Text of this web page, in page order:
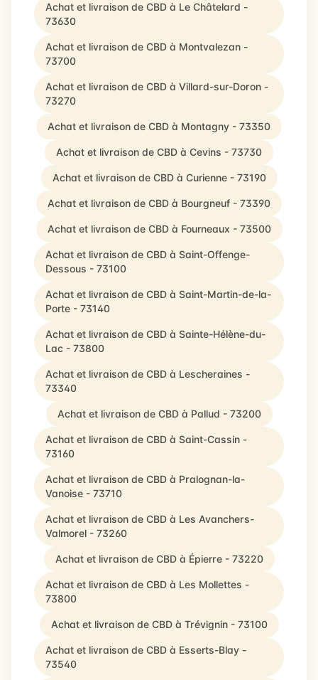
Achat et livraison de CBD à Le Châtelard -
73630
Achat et livraison de CBD à Montvalezan -
73700
Achat et livraison de CBD à Villard-sur-Doron -
73270
Achat et livraison de CBD à Montagny - 73350
Achat et livraison de CBD à Cevins - 73730
Achat et livraison de CBD à Curienne - 73190
Achat et livraison de CBD à Bourgneuf - 73390
Achat et livraison de CBD à Fourneaux - 73500
Achat et livraison de CBD à Saint-Offenge-
Dessous - 73100
Achat et livraison de CBD à Saint-Martin-de-la-
Porte - 73140
Achat et livraison de CBD à Sainte-Hélène-du-
Lac - 73800
Achat et livraison de CBD à Lescheraines -
73340
Achat et livraison de CBD à Pallud - 73200
Achat et livraison de CBD à Saint-Cassin -
73160
Achat et livraison de CBD à Pralognan-la-
Vanoise - 73710
Achat et livraison de CBD à Les Avanchers-
Valmorel - 73260
Achat et livraison de CBD à Épierre - 73220
Achat et livraison de CBD à Les Mollettes -
73800
Achat et livraison de CBD à Trévignin - 73100
Achat et livraison de CBD à Esserts-Blay -
73540